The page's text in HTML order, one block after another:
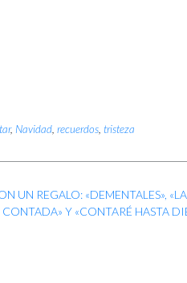
, Navidad recuerdos tristeza
UN REGALO: «DEMENTALES»,
CONTADA» Y «CONTARÉ HASTA